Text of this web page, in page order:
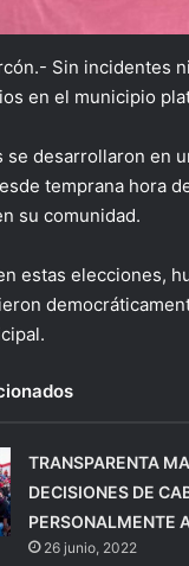
Sin incidentes
en el municipio
se desarrollaron en
temprana hora
su comunidad.
estas elecciones,
TRANSPARENTA
DECISIONES DE
PERSONALMENTE
26 junio, 2022